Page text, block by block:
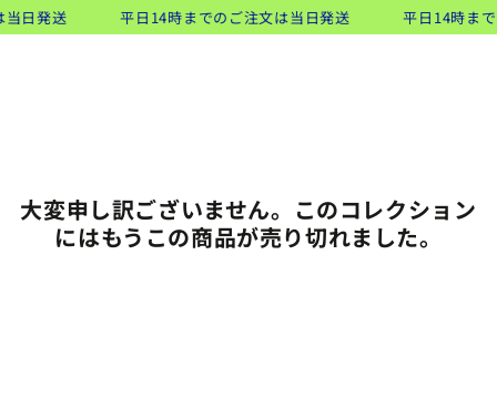
コンテンツにスキッ
プする
日発送 平日14時までのご注文は当日発送 平日14時ま
ト
大変申し訳ございません。このコレクション
にはもうこの商品が売り切れました。
類似商品